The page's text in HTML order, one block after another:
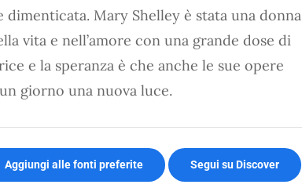
Mary Shelley è stata una donna
vita e nell’amore con una grande dose di
e la speranza è che anche le sue opere
giorno una nuova luce.
Aggiungi alle fonti preferite Segui su Discover